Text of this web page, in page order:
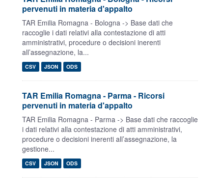
pervenuti in materia d'appalto
TAR Emilia Romagna - Bologna -> Base dati che
raccoglie i dati relativi alla contestazione di atti
amministrativi, procedure o decisioni inerenti
all’assegnazione, la...
CSV JSON ODS
TAR Emilia Romagna - Parma - Ricorsi
pervenuti in materia d'appalto
TAR Emilia Romagna - Parma -> Base dati che raccoglie
i dati relativi alla contestazione di atti amministrativi,
procedure o decisioni inerenti all’assegnazione, la
gestione...
CSV JSON ODS